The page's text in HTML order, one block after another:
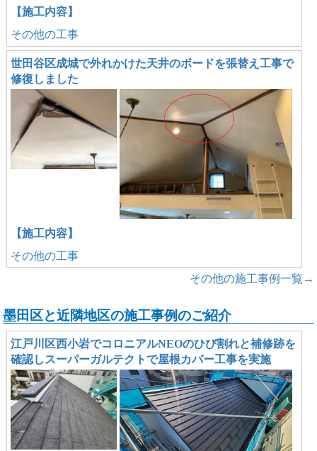
【施工内容】
その他の工事
世田谷区成城で外れかけた天井のボードを張替え工事で
修復しました
【施工内容】
その他の工事
その他の施工事例一覧→
墨田区と近隣地区の施工事例のご紹介
江戸川区西小岩でコロニアルNEOのひび割れと補修跡を
確認しスーパーガルテクトで屋根カバー工事を実施